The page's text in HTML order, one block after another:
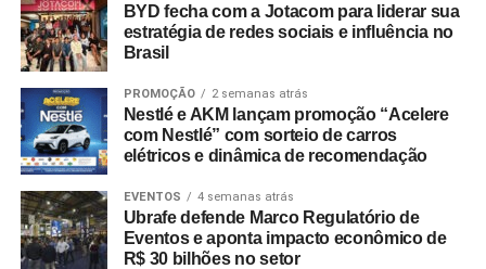
BYD fecha com a Jotacom para liderar sua
estratégia de redes sociais e influência no
Brasil
PROMOÇÃO 2 semanas atrás
Nestlé e AKM lançam promoção “Acelere
com Nestlé” com sorteio de carros
elétricos e dinâmica de recomendação
EVENTOS 4 semanas atrás
Ubrafe defende Marco Regulatório de
Eventos e aponta impacto econômico de
R$ 30 bilhões no setor